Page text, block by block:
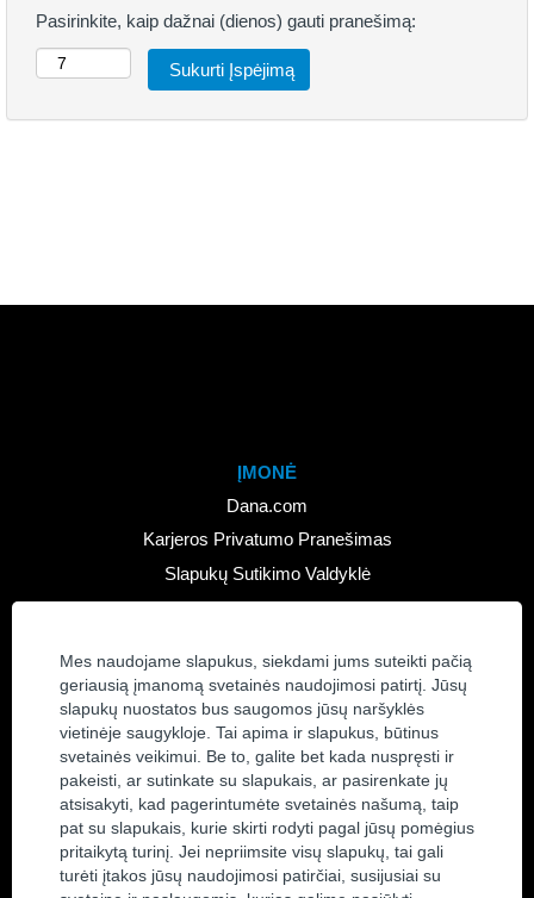
Mes naudojame slapukus, siekdami jums suteikti pačią
geriausią įmanomą svetainės naudojimosi patirtį. Jūsų
slapukų nuostatos bus saugomos jūsų naršyklės
vietinėje saugykloje. Tai apima ir slapukus, būtinus
svetainės veikimui. Be to, galite bet kada nuspręsti ir
pakeisti, ar sutinkate su slapukais, ar pasirenkate jų
atsisakyti, kad pagerintumėte svetainės našumą, taip
pat su slapukais, kurie skirti rodyti pagal jūsų pomėgius
pritaikytą turinį. Jei nepriimsite visų slapukų, tai gali
turėti įtakos jūsų naudojimosi patirčiai, susijusiai su
Pasirinkite, kaip dažnai (dienos) gauti pranešimą:
ĮMONĖ
Dana.com
Karjeros Privatumo Pranešimas
Slapukų Sutikimo Valdyklė
Peržiūrėti Visus Darbus
Prisijunkite Prie Mūsų Talentų Bendruomenės
SUSISIEKITE
Susisiekite su Mumis
Vietovės
SOCIALINĖ MEDIJA